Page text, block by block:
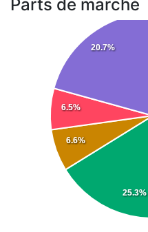
Parts de marché
25.3%
6.6%
6.5%
20.7%